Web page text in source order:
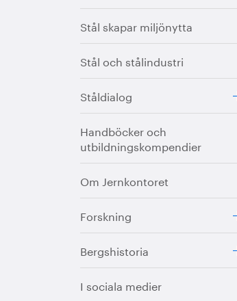
Stål skapar miljönytta
Stål och stålindustri
Ståldialog
Handböcker och
utbildningskompendier
Om Jernkontoret
Forskning
Bergshistoria
I sociala medier